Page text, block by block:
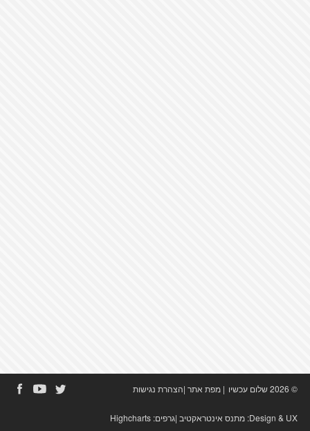
© 2026 שלום עכשיו | מפת אתר|הצהרת נגישות
Design & UX: מתנס אינטראקטיב|גרפים: Highcharts